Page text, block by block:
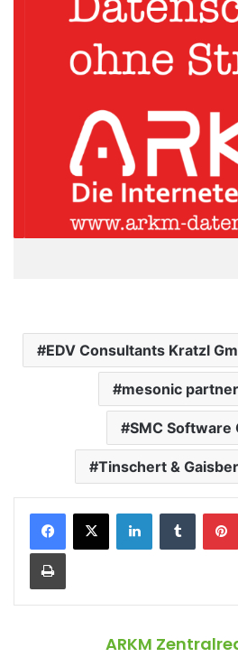
EDV Consultants Kratzl
mesonic
SMC Software
Tinschert &
ARKM